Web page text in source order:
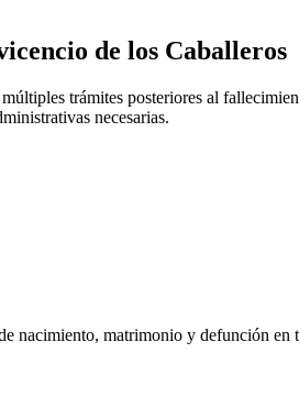
de los Caballeros
trámites posteriores al
necesarias.
nacimiento, matrimonio y defunción en